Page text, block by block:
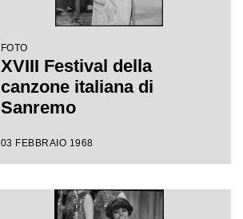
FOTO
XVIII Festival della
canzone italiana di
Sanremo
03 FEBBRAIO 1968